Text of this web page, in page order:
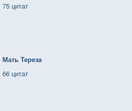
75 цитат
Мать Тереза
66 цитат